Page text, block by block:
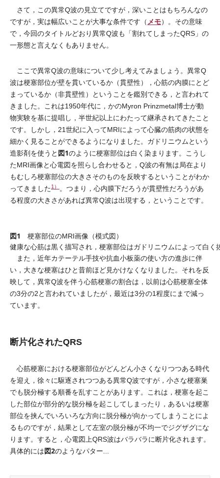
さて，この異常Q波の見立てですが，深いことはもちろんなの
ですが，実は幅広いことが大事な条件です（メモ）。その意味
で，今回のタイトルどおり異常Q波も「割れてしまったQRS」の
一形態と言えなくもありません。
ここで異常Q波の意味について少し考えてみましょう。異常Q
波は梗塞部位が壁を貫いているか（貫壁性），心筋の内膜にとど
まっているか（非貫壁性）ということを鑑別できる，と言われて
きました。これは1950年代に，かのMyron Prinzmetal博士が動
物実験を基に提唱し，半世紀以上にわたって継承されてきたこと
です。しかし，21世紀に入ってMRIによって心臓の筋肉の状態を
細かく見ることができるようになりました。ガドリニウムという
造影剤を使うと 図1のように梗塞部位は白く染まります。こうし
たMRI画像と心電図を照らし合わせると，Q波の有無は局在より
もむしろ梗塞部位の大きさそのものを反映するということがわか
ってきました1）
。つまり，心内膜下だろうが貫壁性だろうがあ
る程度の大きさがあれば異常Q波は出現する，ということです。
図1
梗塞部位のMRI画像（模式図）
健康な心筋は黒く描写され，梗塞部位はガドリニウムによって白く
また，近年カテーテル手技や抗血小板薬の使い方の進歩に伴
い，大きな梗塞はひと昔前ほど見かけなくなりました。それを反
映して，異常Q波を伴う心筋梗塞の割合は，以前は心筋梗塞全体
の3分の2と言われていましたが，最近は3分の1程度にまで減っ
ています。
断片化されたQRS
心筋梗塞における梗塞部位がどんどん小さくなりつつある時代
を迎え，徐々に駆逐されつつある異常Q波ですが，小さな梗塞巣
でも脱分極する順番を乱すことがあります。これは，梗塞を起こ
した部位が部分的な脱分極を起こしてしまったり，あるいは梗塞
部位を挟んでいろいろな方向に脱分極が向かってしまうことによ
るものですが，結果として左室の脱分極が不均一でジグザグにな
ります。すると，心電図上QRS波はバラバラに断片化されます。
具体的には図2のようなパター...